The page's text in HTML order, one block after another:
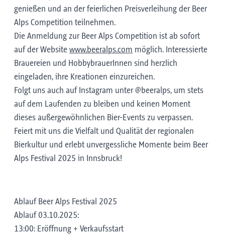
genießen und an der feierlichen Preisverleihung der Beer
Alps Competition teilnehmen.
Die Anmeldung zur Beer Alps Competition ist ab sofort
auf der Website www.beeralps.com möglich. Interessierte
Brauereien und HobbybrauerInnen sind herzlich
eingeladen, ihre Kreationen einzureichen.
Folgt uns auch auf Instagram unter @beeralps, um stets
auf dem Laufenden zu bleiben und keinen Moment
dieses außergewöhnlichen Bier-Events zu verpassen.
Feiert mit uns die Vielfalt und Qualität der regionalen
Bierkultur und erlebt unvergessliche Momente beim Beer
Alps Festival 2025 in Innsbruck!
Ablauf Beer Alps Festival 2025
Ablauf 03.10.2025:
13:00: Eröffnung + Verkaufsstart